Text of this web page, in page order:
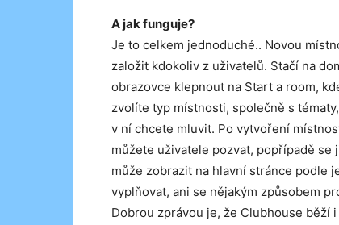
A jak funguje?
Je to celkem jednoduché.. Novou
založit kdokoliv z uživatelů. Stačí na
obrazovce klepnout na Start a room,
zvolíte typ místnosti, společně s
v ní chcete mluvit. Po vytvoření
můžete uživatele pozvat, popřípadě se
může zobrazit na hlavní stránce podle
vyplňovat, ani se nějakým způsobem
Dobrou zprávou je, že Clubhouse běží